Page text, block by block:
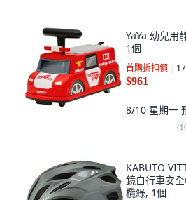
YaYa 幼兒用
1個
首購折扣價 17
$961
8/10 星期一
(
KABUTO
鏡自行車安
欖綠, 1個